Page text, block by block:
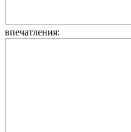
впечатления: